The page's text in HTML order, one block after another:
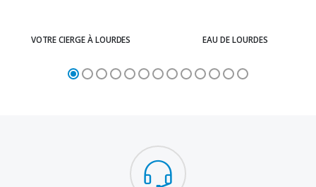
VOTRE CIERGE À LOURDES EAU DE LOURDES